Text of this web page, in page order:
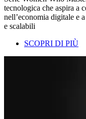
tecnologica che aspira a
nell’economia digitale e
e scalabili
SCOPRI DI PIÙ